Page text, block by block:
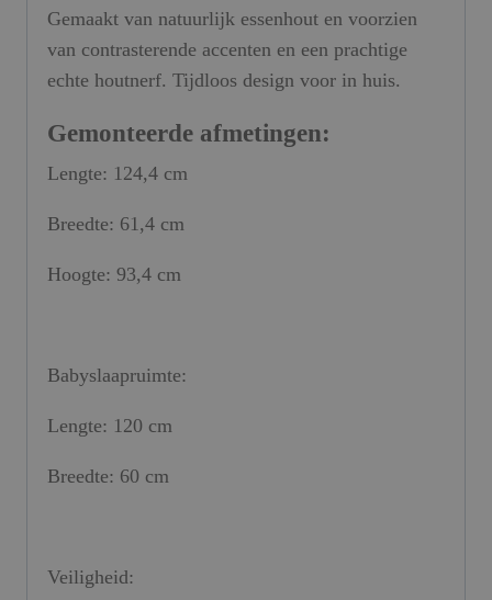
Gemaakt van natuurlijk essenhout en voorzien
van contrasterende accenten en een prachtige
echte houtnerf. Tijdloos design voor in huis.
Gemonteerde afmetingen:
Lengte: 124,4 cm
Breedte: 61,4 cm
Hoogte: 93,4 cm
Babyslaapruimte:
Lengte: 120 cm
Breedte: 60 cm
Veiligheid: